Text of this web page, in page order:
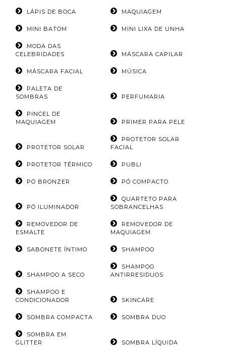
LÁPIS DE BOCA MAQUIAGEM
MINI BATOM MINI LIXA DE UNHA
MODA DAS
CELEBRIDADES
MÁSCARA CAPILAR
MÁSCARA FACIAL MÚSICA
PALETA DE
SOMBRAS
PERFUMARIA
PINCEL DE
MAQUIAGEM
PRIMER PARA PELE
PROTETOR SOLAR
PROTETOR SOLAR
FACIAL
PROTETOR TÉRMICO PUBLI
PÓ BRONZER PÓ COMPACTO
PÓ ILUMINADOR
QUARTETO PARA
SOBRANCELHAS
REMOVEDOR DE
ESMALTE
REMOVEDOR DE
MAQUIAGEM
SABONETE ÍNTIMO SHAMPOO
SHAMPOO A SECO
SHAMPOO
ANTIRRESIDUOS
SHAMPOO E
CONDICIONADOR
SKINCARE
SOMBRA COMPACTA SOMBRA DUO
SOMBRA EM
GLITTER
SOMBRA LÍQUIDA